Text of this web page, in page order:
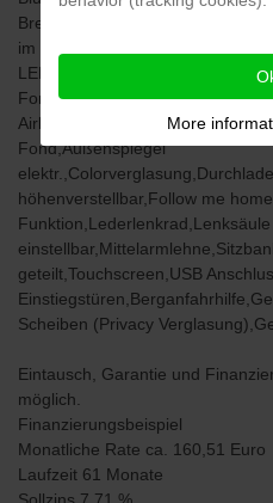
im Fonds,Rückleuchten
Fond,Fenster-/Kopfairbags
Fond,Außenspiegel
höhenverstellbar,Follow me home
Funktion,Lederlenkrad,Lenksäule
geteilt,Touchscreen,USB
Scheiben (Privacy
Eintausch, Garantie und
möglich.
Finanzierungsbeispiel
Monatliche Rate ca. 160,51 Euro
Laufzeit 61 Monate
Sollzins 7,71 %
More